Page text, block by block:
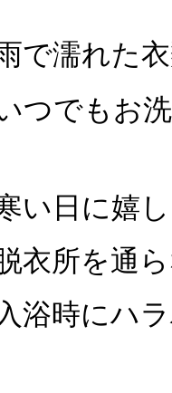
で濡れた
つでもお
い日に嬉
衣所を通
浴時にハ